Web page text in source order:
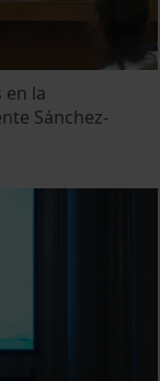
en la
Sánchez-